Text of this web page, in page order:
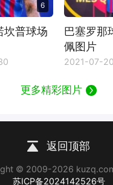
6
坎普球场
巴塞罗那
佩图片
2021-07-
更多精彩图片
返回顶部
© 2009-2026
苏ICP备2024142526号